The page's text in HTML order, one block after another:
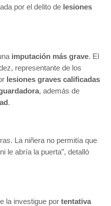
por el delito de lesiones
imputación más grave. El
representante de los
lesiones graves calificadas
, además de
.
La niñera no permitía que
le abría la puerta”, detalló
la investigue por tentativa